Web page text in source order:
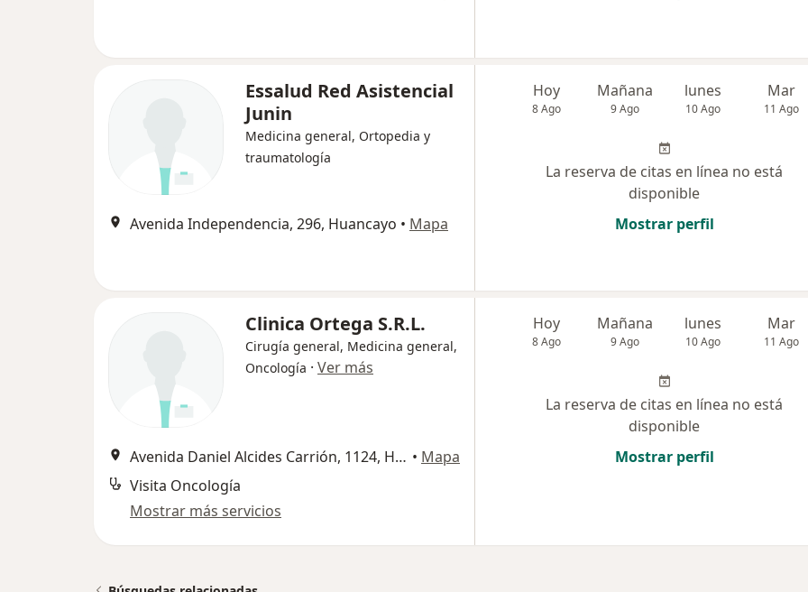
Essalud Red Asistencial
Junin
Medicina general, Ortopedia y
traumatología
Avenida Independencia, 296, Huancayo • Mapa
Hoy
8 Ago
Mañana
9 Ago
lunes
10 Ago
Mar
11 Ago
La reserva de citas en línea no está
disponible
Mostrar perfil
Clinica Ortega S.R.L.
Cirugía general, Medicina general,
Oncología · Ver más
Avenida Daniel Alcides Carrión, 1124, Huancayo • Mapa
Visita Oncología
Mostrar más servicios
Hoy
8 Ago
Mañana
9 Ago
lunes
10 Ago
Mar
11 Ago
La reserva de citas en línea no está
disponible
Mostrar perfil